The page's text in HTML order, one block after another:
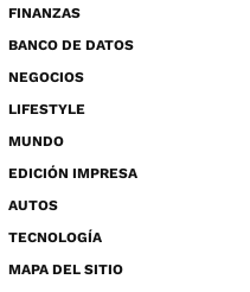
FINANZAS
BANCO DE DATOS
NEGOCIOS
LIFESTYLE
MUNDO
EDICIÓN IMPRESA
AUTOS
TECNOLOGÍA
MAPA DEL SITIO